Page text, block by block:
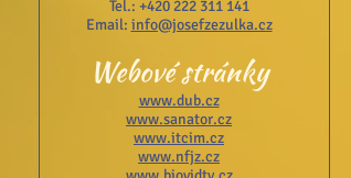
Tel.: +420 222 311 141
Email: info@josefzezulka.cz
Webové stránky
www.dub.cz
www.sanator.cz
www.itcim.cz
www.nfjz.cz